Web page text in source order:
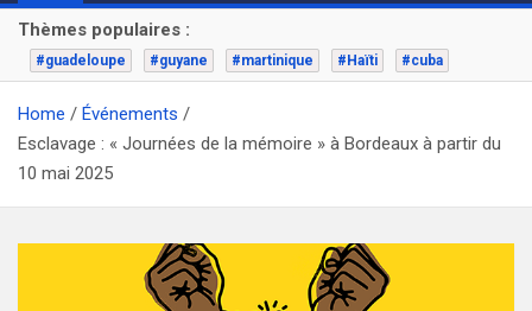
Thèmes populaires :
#guadeloupe #guyane #martinique #Haïti #cuba
Home
Événements
Esclavage : « Journées de la mémoire » à Bordeaux à partir du
10 mai 2025